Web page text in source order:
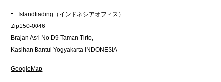
Islandtrading（インドネシアオフィス）
Zip150-0046
Brajan Asri No D9 Taman Tirto,
Kasihan Bantul Yogyakarta INDONESIA
GoogleMap